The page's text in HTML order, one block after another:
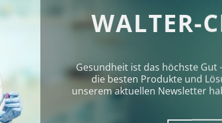
WALTER-
Gesundheit ist das höchste Gut
die besten Produkte und
unserem aktuellen Newsletter